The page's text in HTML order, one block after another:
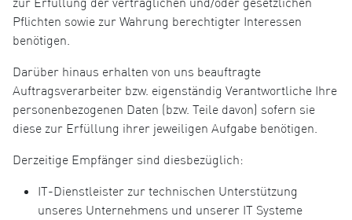
Pflichten sowie zur Wahrung berechtigter Interessen
benötigen.
Darüber hinaus erhalten von uns beauftragte
Auftragsverarbeiter bzw. eigenständig Verantwortliche Ihre
personenbezogenen Daten (bzw. Teile davon) sofern sie
diese zur Erfüllung ihrer jeweiligen Aufgabe benötigen.
Derzeitige Empfänger sind diesbezüglich:
IT-Dienstleister zur technischen Unterstützung
unseres Unternehmens und unserer IT Systeme